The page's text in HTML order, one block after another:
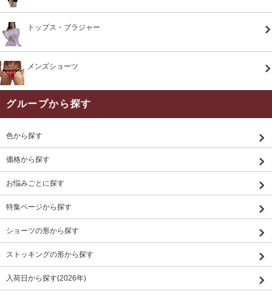
トップス・ブラジャー
メンズショーツ
グループから探す
色から探す
価格から探す
お悩みごとに探す
特集ページから探す
ショーツの形から探す
ストッキングの形から探す
入荷日から探す(2026年)